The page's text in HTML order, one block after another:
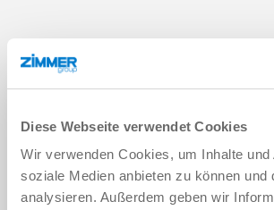
Diese Webseite verwendet Cookies
Wir verwenden Cookies, um Inhalte
soziale Medien anbieten zu können
analysieren. Außerdem geben wir